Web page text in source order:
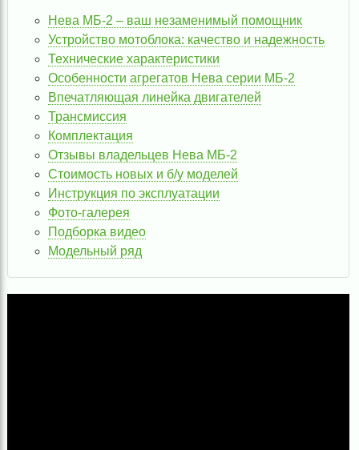
Нева МБ-2 – ваш незаменимый помощник
Устройство мотоблока: качество и надежность
Технические характеристики
Особенности агрегатов Нева серии МБ-2
Впечатляющая линейка двигателей
Трансмиссия
Комплектация
Отзывы владельцев Нева МБ-2
Стоимость новых и б/у моделей
Инструкция по эксплуатации
Фото-галерея
Подборка видео
Модельный ряд